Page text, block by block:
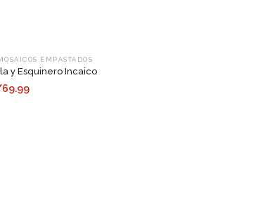
EMPASTADOS
y Esquinero Incaico